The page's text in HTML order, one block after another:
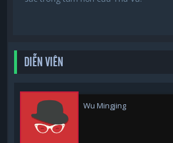
DIỄN VIÊN
Wu Mingjing